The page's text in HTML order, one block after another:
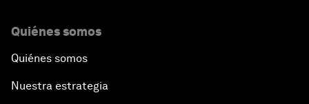
Quiénes somos
Quiénes somos
Nuestra estrategia